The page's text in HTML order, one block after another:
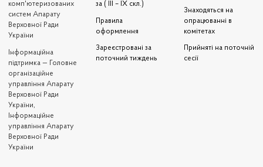
комп'ютеризованих
систем Апарату
Верховної Ради
України
Iнформаційна
підтримка — Головне
організаційне
управління Апарату
Верховної Ради
України,
Інформаційне
управління Апарату
Верховної Ради
України
за ( III – IX скл.)
Правила
оформлення
Зареєстровані за
поточний тиждень
Знаходяться на
опрацюванні в
комітетах
Прийняті на поточній
сесії